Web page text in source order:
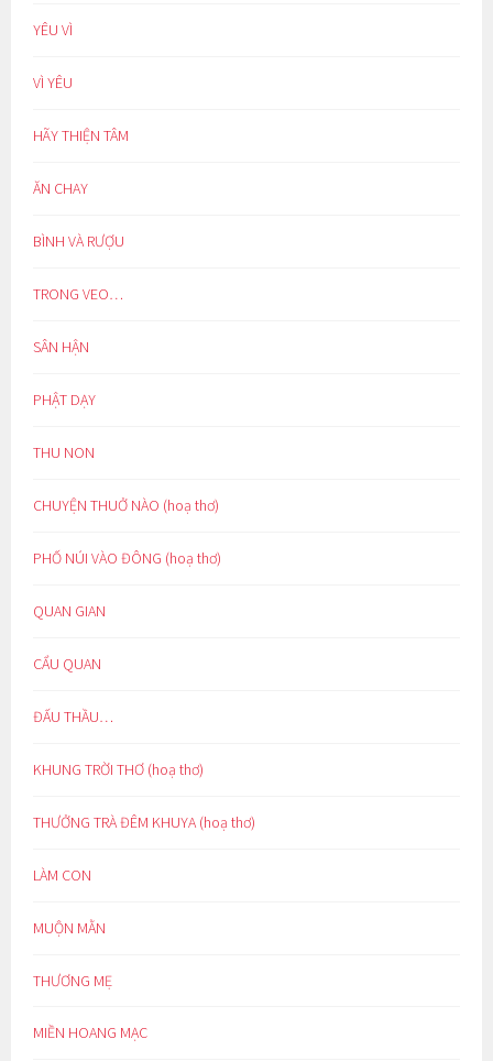
YÊU VÌ
VÌ YÊU
HÃY THIỆN TÂM
ĂN CHAY
BÌNH VÀ RƯỢU
TRONG VEO…
SÂN HẬN
PHẬT DẠY
THU NON
CHUYỆN THUỞ NÀO (hoạ thơ)
PHỐ NÚI VÀO ĐÔNG (hoạ thơ)
QUAN GIAN
CẨU QUAN
ĐẤU THẦU…
KHUNG TRỜI THƠ (hoạ thơ)
THƯỞNG TRÀ ĐÊM KHUYA (hoạ thơ)
LÀM CON
MUỘN MẰN
THƯƠNG MẸ
MIỀN HOANG MẠC